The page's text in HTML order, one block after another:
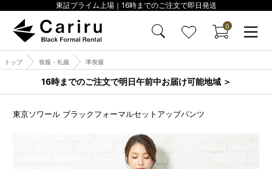
東証プライム上場｜16時までのご注文で即日発送
0
トップ 喪服・礼服 準喪服
16時までのご注文で明日午前中お届け可能地域 ＞
東京ソワール ブラックフォーマルセットアップパンツ